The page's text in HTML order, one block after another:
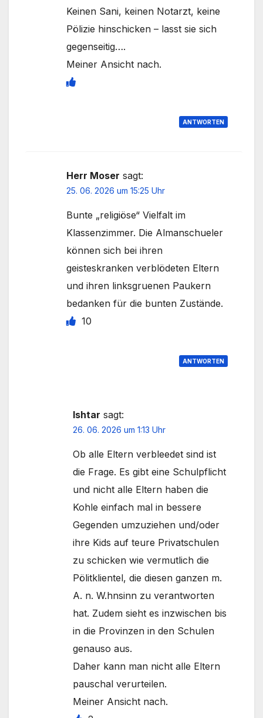
Keinen Sani, keinen Notarzt, keine
Pölizie hinschicken – lasst sie sich
gegenseitig….
Meiner Ansicht nach.
ANTWORTEN
Herr Moser sagt:
25. 06. 2026 um 15:25 Uhr
Bunte „religiöse“ Vielfalt im
Klassenzimmer. Die Almanschueler
können sich bei ihren
geisteskranken verblödeten Eltern
und ihren linksgruenen Paukern
bedanken für die bunten Zustände.
10
ANTWORTEN
Ishtar sagt:
26. 06. 2026 um 1:13 Uhr
Ob alle Eltern verbleedet sind ist
die Frage. Es gibt eine Schulpflicht
und nicht alle Eltern haben die
Kohle einfach mal in bessere
Gegenden umzuziehen und/oder
ihre Kids auf teure Privatschulen
zu schicken wie vermutlich die
Pölitklientel, die diesen ganzen m.
A. n. W.hnsinn zu verantworten
hat. Zudem sieht es inzwischen bis
in die Provinzen in den Schulen
genauso aus.
Daher kann man nicht alle Eltern
pauschal verurteilen.
Meiner Ansicht nach.